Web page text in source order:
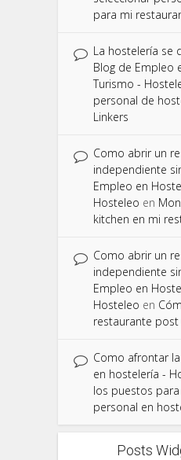
para mi
La hostelería se
Blog de Empleo
Turismo -
personal de
Linkers
Como abrir un
independiente
Empleo en
Hosteleo en
kitchen en mi
Como abrir un
independiente
Empleo en
Hosteleo en
restaurante post
Como afrontar
en hostelería -
los puestos
personal en
Posts